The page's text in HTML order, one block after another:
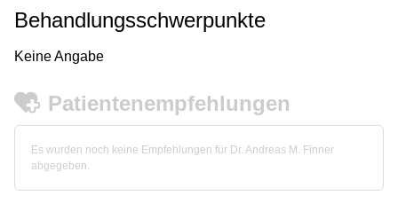
Behandlungsschwerpunkte
Keine Angabe
Patientenempfehlungen
Es wurden noch keine Empfehlungen für Dr. Andreas M. Finner
abgegeben.